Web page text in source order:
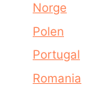
Norge
Polen
Portugal
Romania